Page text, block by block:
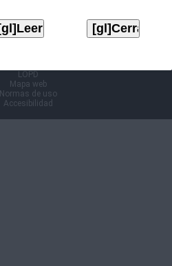
LOPD
Mapa web
Normas de uso
Accesibilidad